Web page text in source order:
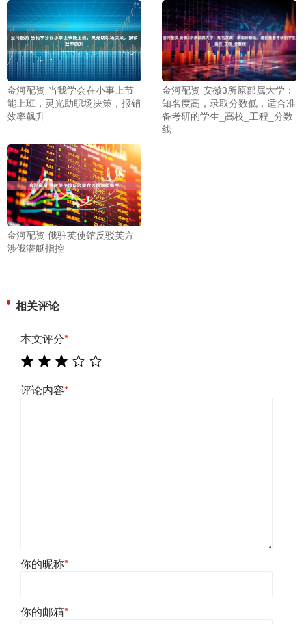
金河配资 当我学会在小事上节
能上班，灵光助职场决策，报销
效率飙升
金河配资 安徽3所原部属大学：
知名度高，录取分数低，适合准
备考研的学生_高校_工程_分数
线
金河配资 俄驻英使馆反驳英方
涉俄潜艇指控
相关评论
本文评分*
评论内容*
你的昵称*
你的邮箱*